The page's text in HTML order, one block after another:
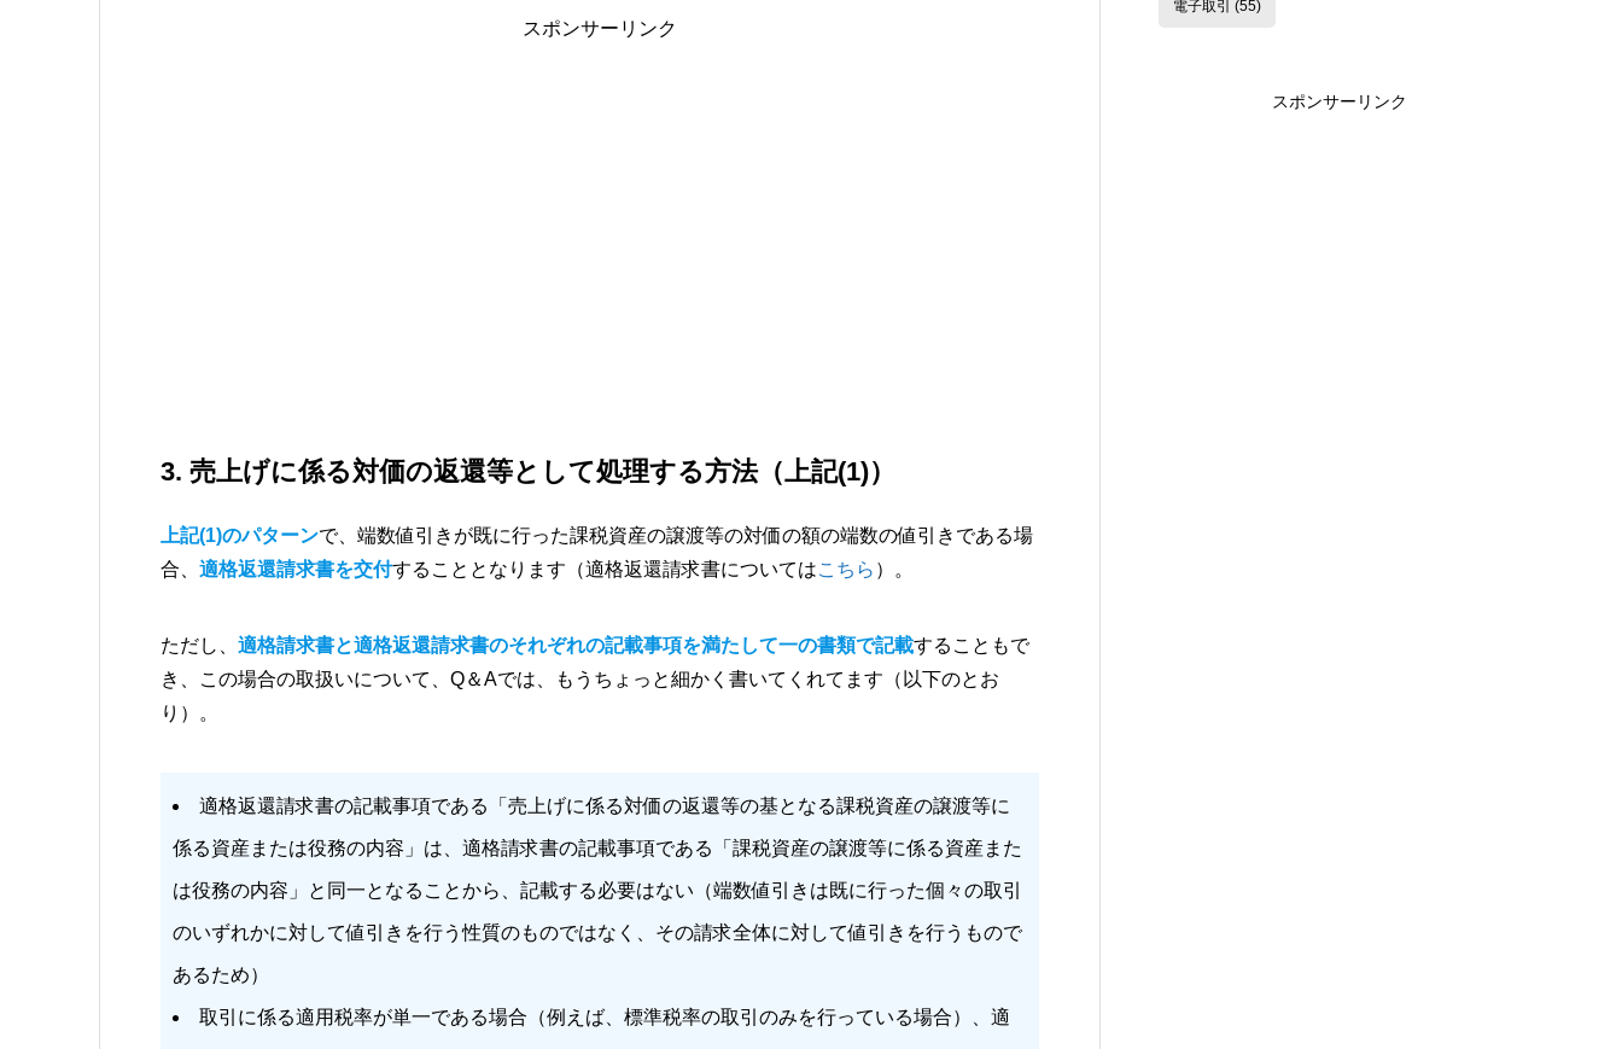
スポンサーリンク
3. 売上げに係る対価の返還等として処理する方法（上記(1)）
上記(1)のパターンで、端数値引きが既に行った課税資産の譲渡等の対価の額の端数の値引きである場
合、 適格返還請求書を交付することとなります（適格返還請求書についてはこちら ）。
ただし、 適格請求書と適格返還請求書のそれぞれの記載事項を満たして一の書類で記載することもで
き、この場合の取扱いについて、Q＆Aでは、もうちょっと細かく書いてくれてます（以下のとお
り）。
適格返還請求書の記載事項である「売上げに係る対価の返還等の基となる課税資産の譲渡等に
係る資産または役務の内容」は、適格請求書の記載事項である「課税資産の譲渡等に係る資産また
は役務の内容」と同一となることから、記載する必要はない（端数値引きは既に行った個々の取引
のいずれかに対して値引きを行う性質のものではなく、その請求全体に対して値引きを行うもので
あるため）
取引に係る適用税率が単一である場合（例えば、標準税率の取引のみを行っている場合）、適
電子取引 (55)
スポンサーリンク